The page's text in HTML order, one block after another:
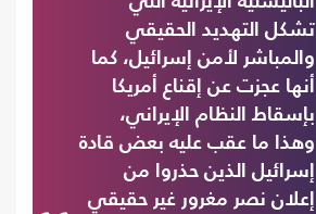
تشكل التهديد الحقيقي
والمباشر لأمن إسرائيل، كما
أنها عجزت عن إقناع أمريكا
بإسقاط النظام الإيراني،
وهذا ما عقب عليه بعض قادة
إسرائيل الذين حذروا من
إعلان نصر مغرور غير حقيقي